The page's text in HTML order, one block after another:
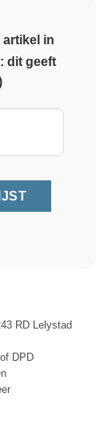
in
dit geeft
RD Lelystad
DPD